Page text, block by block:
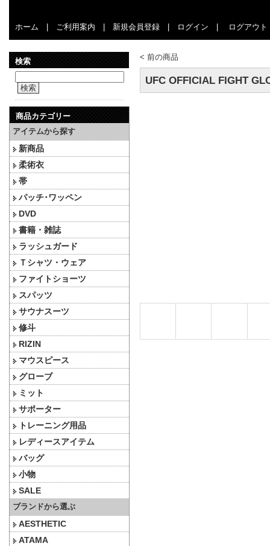
ホーム ご利用案内 新規会員登録 ログイン ログアウト
検索
検索
商品カテゴリー
アイテムから探す
新商品
柔術衣
帯
パッチ･ワッペン
DVD
書籍・雑誌
ラッシュガード
Ｔシャツ・ウェア
ファイトショーツ
スパッツ
サウナスーツ
修斗
RIZIN
マウスピース
グローブ
ミット
サポーター
トレーニング用品
レディースアイテム
バッグ
小物
SALE
ブランドから選ぶ
AESTHETIC
ATAMA
< 前の商品
UFC OFFICIAL FIGHT